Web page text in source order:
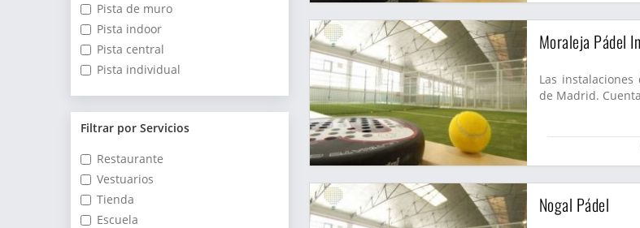
Pista de muro
Pista indoor
Pista central
Pista individual
Filtrar por Servicios
Restaurante
Vestuarios
Tienda
Escuela
Moraleja Pádel
Las
de Madrid.
Nogal Pádel